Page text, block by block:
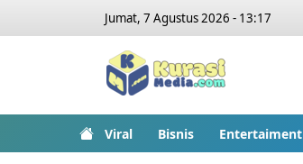
Jumat, 7 Agustus 2026 - 13:17
Viral Bisnis Entertaiment